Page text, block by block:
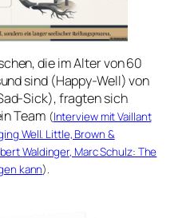
die im Alter von 60
sind (Happy-Well) von
Sick), fragten sich
Team (Interview mit Vaillant
Well. Little, Brown &
Waldinger, Marc Schulz: The
kann).